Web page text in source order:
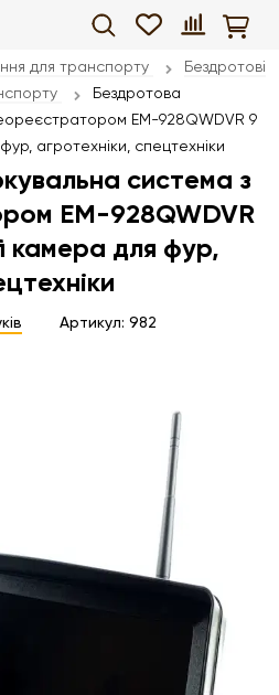
для транспорту
Бездротові
Бездротова
EM-928QWDVR 9
агротехніки, спецтехніки
система з
EM-928QWDVR
камера для фур,
Артикул: 982